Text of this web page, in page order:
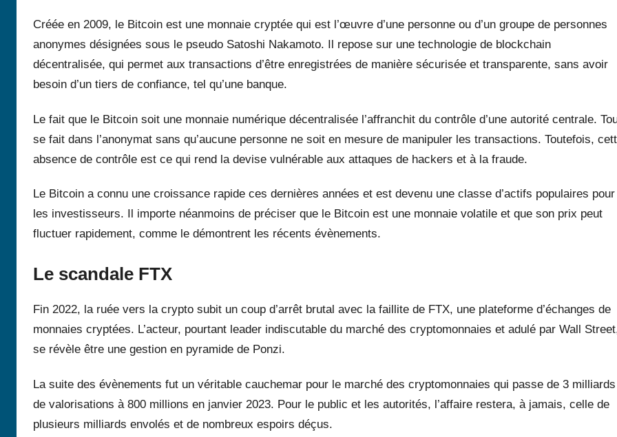
Créée en 2009, le Bitcoin est une monnaie cryptée qui est l’œuvre d’une personne ou d’un groupe de personnes
anonymes désignées sous le pseudo Satoshi Nakamoto. Il repose sur une technologie de blockchain
décentralisée, qui permet aux transactions d’être enregistrées de manière sécurisée et transparente, sans avoir
besoin d’un tiers de confiance, tel qu’une banque.
Le fait que le Bitcoin soit une monnaie numérique décentralisée l’affranchit du contrôle d’une autorité centrale.
se fait dans l’anonymat sans qu’aucune personne ne soit en mesure de manipuler les transactions. Toutefois,
absence de contrôle est ce qui rend la devise vulnérable aux attaques de hackers et à la fraude.
Le Bitcoin a connu une croissance rapide ces dernières années et est devenu une classe d’actifs populaires pour
les investisseurs. Il importe néanmoins de préciser que le Bitcoin est une monnaie volatile et que son prix peut
fluctuer rapidement, comme le démontrent les récents évènements.
Le scandale FTX
Fin 2022, la ruée vers la crypto subit un coup d’arrêt brutal avec la faillite de FTX, une plateforme d’échanges de
monnaies cryptées. L’acteur, pourtant leader indiscutable du marché des cryptomonnaies et adulé par Wall
se révèle être une gestion en pyramide de Ponzi.
La suite des évènements fut un véritable cauchemar pour le marché des cryptomonnaies qui passe de 3 milliards
de valorisations à 800 millions en janvier 2023. Pour le public et les autorités, l’affaire restera, à jamais, celle de
plusieurs milliards envolés et de nombreux espoirs déçus.